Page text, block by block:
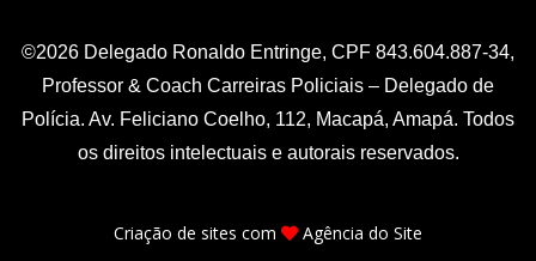
©2026 Delegado Ronaldo Entringe, CPF 843.604.887-34,
Professor & Coach Carreiras Policiais – Delegado de
Polícia. Av. Feliciano Coelho, 112, Macapá, Amapá. Todos
os direitos intelectuais e autorais reservados.
Criação de sites com Agência do Site